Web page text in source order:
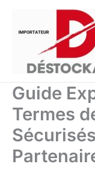
contenu
Guide
Termes